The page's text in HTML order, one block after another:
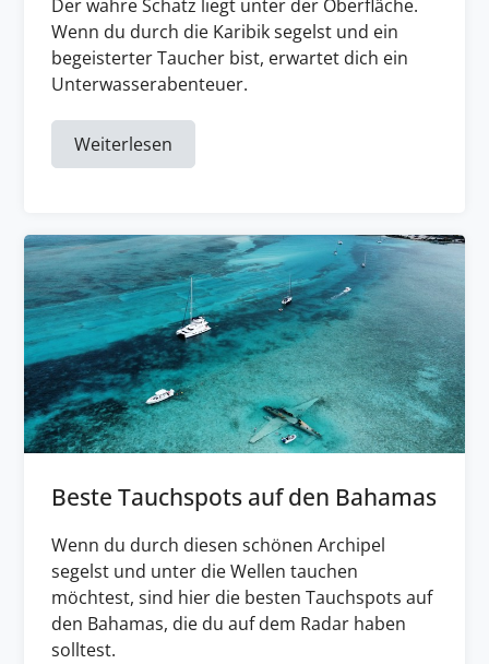
Der wahre Schatz liegt unter der Oberfläche.
Wenn du durch die Karibik segelst und ein
begeisterter Taucher bist, erwartet dich ein
Unterwasserabenteuer.
Weiterlesen
Beste Tauchspots auf den Bahamas
Wenn du durch diesen schönen Archipel
segelst und unter die Wellen tauchen
möchtest, sind hier die besten Tauchspots auf
den Bahamas, die du auf dem Radar haben
solltest.